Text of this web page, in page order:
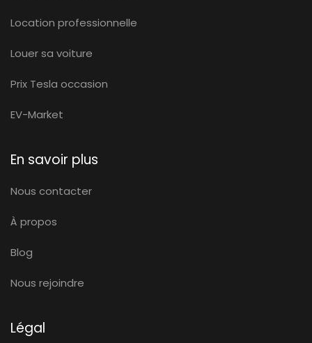
Location professionnelle
Louer sa voiture
Prix Tesla occasion
EV-Market
En savoir plus
Nous contacter
À propos
Blog
Nous rejoindre
Légal